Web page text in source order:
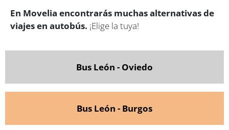
En Movelia encontrarás muchas alternativas de
viajes en autobús. ¡Elige la tuya!
Bus León - Oviedo
Bus León - Burgos